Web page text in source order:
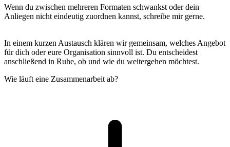
Wenn du zwischen mehreren Formaten schwankst oder dein
Anliegen nicht eindeutig zuordnen kannst, schreibe mir gerne.
In einem kurzen Austausch klären wir gemeinsam, welches Angebot
für dich oder eure Organisation sinnvoll ist. Du entscheidest
anschließend in Ruhe, ob und wie du weitergehen möchtest.
Wie läuft eine Zusammenarbeit ab?